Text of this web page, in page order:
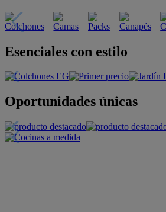
Esenciales con estilo
Oportunidades únicas